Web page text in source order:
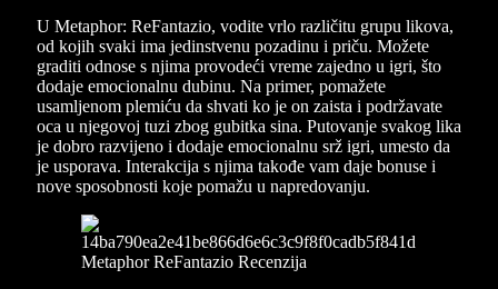
U Metaphor: ReFantazio, vodite vrlo različitu grupu likova,
od kojih svaki ima jedinstvenu pozadinu i priču. Možete
graditi odnose s njima provodeći vreme zajedno u igri, što
dodaje emocionalnu dubinu. Na primer, pomažete
usamljenom plemiću da shvati ko je on zaista i podržavate
oca u njegovoj tuzi zbog gubitka sina. Putovanje svakog lika
je dobro razvijeno i dodaje emocionalnu srž igri, umesto da
je usporava. Interakcija s njima takođe vam daje bonuse i
nove sposobnosti koje pomažu u napredovanju.